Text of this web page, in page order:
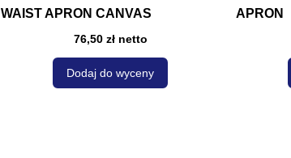
WAIST APRON CANVAS
76,50 złnetto
Dodaj do wyceny
APRON